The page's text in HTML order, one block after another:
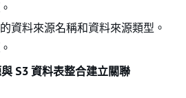
。
資料來源名稱和資料來源類型。
。
S3 資料表整合建立關聯